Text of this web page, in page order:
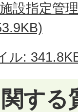
設指定管
ル:
する